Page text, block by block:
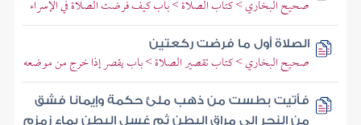
صحيح البخاري > كتاب الصلاة > باب كيف فرضت الصلاة في الإسراء
الصلاة أول ما فرضت ركعتين
صحيح البخاري > كتاب تقصير الصلاة > باب يقصر إذا خرج من موضعه
فأتيت بطست من ذهب ملئ حكمة وإيمانا فشق
من النحر إلى مراق البطن ثم غسل البطن بماء زمزم